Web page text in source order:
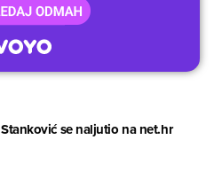
Stanković se naljutio na net.hr